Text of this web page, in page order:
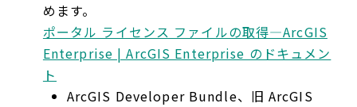
めます。
ポータル ライセンス ファイルの取得—ArcGIS
Enterprise | ArcGIS Enterprise のドキュメン
ト
ArcGIS Developer Bundle、旧 ArcGIS